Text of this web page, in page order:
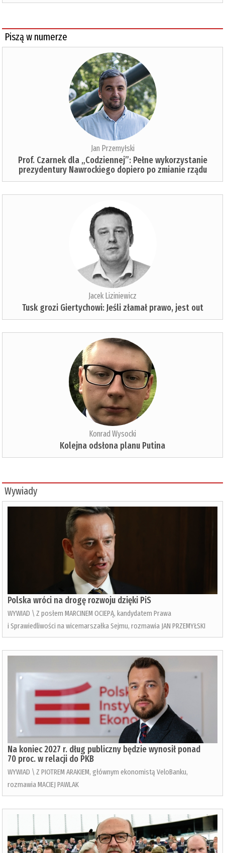
Piszą w numerze
Jan Przemyłski
Prof. Czarnek dla „Codziennej”: Pełne wykorzystanie
prezydentury Nawrockiego dopiero po zmianie rządu
Jacek Liziniewicz
Tusk grozi Giertychowi: Jeśli złamał prawo, jest out
Konrad Wysocki
Kolejna odsłona planu Putina
Wywiady
Polska wróci na drogę rozwoju dzięki PiS
WYWIAD \ Z posłem MARCINEM OCIEPĄ, kandydatem Prawa
i Sprawiedliwości na wicemarszałka Sejmu, rozmawia JAN PRZEMYŁSKI
Na koniec 2027 r. dług publiczny będzie wynosił ponad
70 proc. w relacji do PKB
WYWIAD \ Z PIOTREM ARAKIEM, głównym ekonomistą VeloBanku,
rozmawia MACIEJ PAWLAK